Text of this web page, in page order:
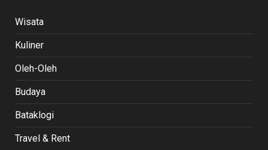
Wisata
Kuliner
Oleh-Oleh
Budaya
Bataklogi
Travel & Rent